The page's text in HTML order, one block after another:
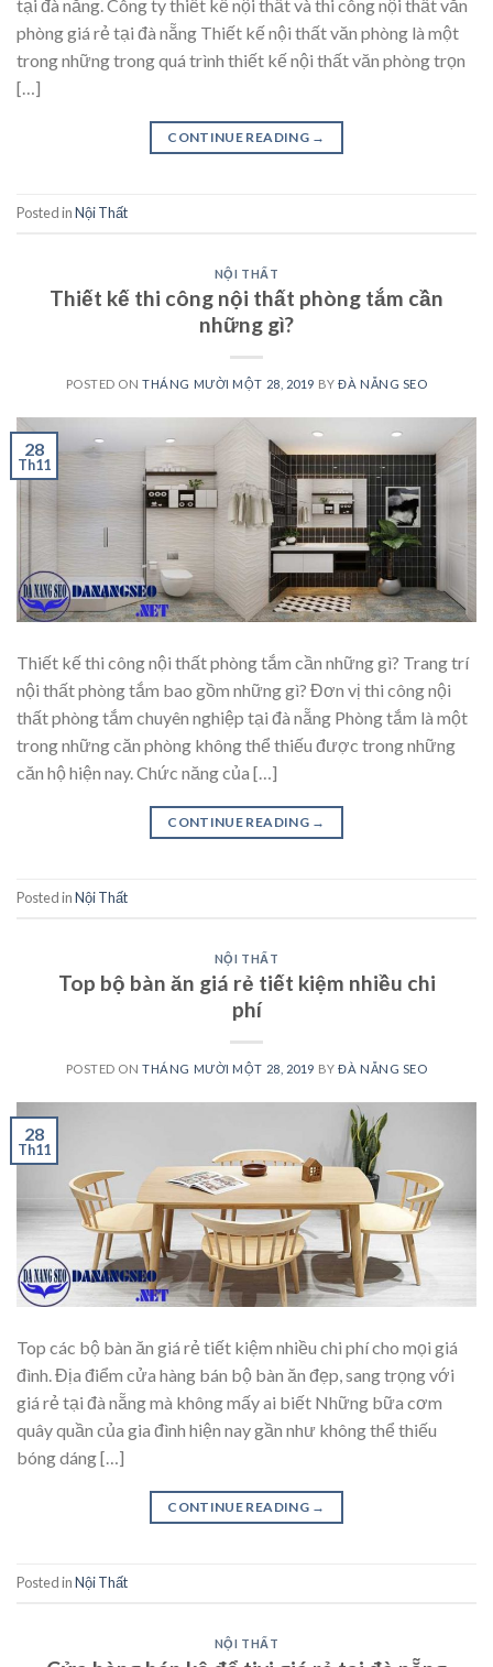
tại đà nẵng. Công ty thiết kế nội thất và thi công nội thất văn
phòng giá rẻ tại đà nẵng Thiết kế nội thất văn phòng là một
trong những trong quá trình thiết kế nội thất văn phòng trọn
[…]
CONTINUE READING →
Posted inNội Thất
NỘI THẤT
Thiết kế thi công nội thất phòng tắm cần
những gì?
POSTED ONTHÁNG MƯỜI MỘT 28, 2019 BYĐÀ NẴNG SEO
28
Th11
Thiết kế thi công nội thất phòng tắm cần những gì? Trang trí
nội thất phòng tắm bao gồm những gì? Đơn vị thi công nội
thất phòng tắm chuyên nghiệp tại đà nẵng Phòng tắm là một
trong những căn phòng không thể thiếu được trong những
căn hộ hiện nay. Chức năng của […]
CONTINUE READING →
Posted inNội Thất
NỘI THẤT
Top bộ bàn ăn giá rẻ tiết kiệm nhiều chi
phí
POSTED ONTHÁNG MƯỜI MỘT 28, 2019 BYĐÀ NẴNG SEO
28
Th11
Top các bộ bàn ăn giá rẻ tiết kiệm nhiều chi phí cho mọi giá
đình. Địa điểm cửa hàng bán bộ bàn ăn đẹp, sang trọng với
giá rẻ tại đà nẵng mà không mấy ai biết Những bữa cơm
quây quần của gia đình hiện nay gần như không thể thiếu
bóng dáng […]
CONTINUE READING →
Posted inNội Thất
NỘI THẤT